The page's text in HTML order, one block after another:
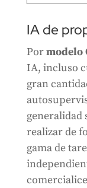
IA de
Pormodelo
IA, incluso
gran
generalidad
realizar de
gama de